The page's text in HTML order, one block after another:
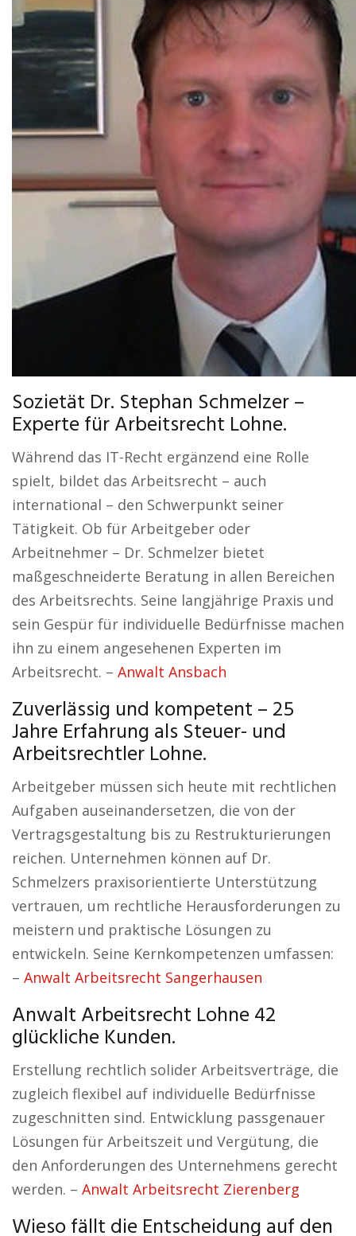
Sozietät Dr. Stephan Schmelzer –
Experte für Arbeitsrecht Lohne.
Während das IT-Recht ergänzend eine Rolle
spielt, bildet das Arbeitsrecht – auch
international – den Schwerpunkt seiner
Tätigkeit. Ob für Arbeitgeber oder
Arbeitnehmer – Dr. Schmelzer bietet
maßgeschneiderte Beratung in allen Bereichen
des Arbeitsrechts. Seine langjährige Praxis und
sein Gespür für individuelle Bedürfnisse machen
ihn zu einem angesehenen Experten im
Arbeitsrecht. – Anwalt Ansbach
Zuverlässig und kompetent – 25
Jahre Erfahrung als Steuer- und
Arbeitsrechtler Lohne.
Arbeitgeber müssen sich heute mit rechtlichen
Aufgaben auseinandersetzen, die von der
Vertragsgestaltung bis zu Restrukturierungen
reichen. Unternehmen können auf Dr.
Schmelzers praxisorientierte Unterstützung
vertrauen, um rechtliche Herausforderungen zu
meistern und praktische Lösungen zu
entwickeln. Seine Kernkompetenzen umfassen:
– Anwalt Arbeitsrecht Sangerhausen
Anwalt Arbeitsrecht Lohne 42
glückliche Kunden.
Erstellung rechtlich solider Arbeitsverträge, die
zugleich flexibel auf individuelle Bedürfnisse
zugeschnitten sind. Entwicklung passgenauer
Lösungen für Arbeitszeit und Vergütung, die
den Anforderungen des Unternehmens gerecht
werden. – Anwalt Arbeitsrecht Zierenberg
Wieso fällt die Entscheidung auf den